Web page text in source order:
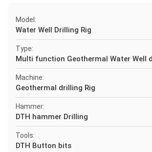
Model:
Water Well Drilling Rig
Type:
Multi function Geothermal Water Well
Machine:
Geothermal drilling Rig
Hammer:
DTH hammer Drilling
Tools:
DTH Button bits